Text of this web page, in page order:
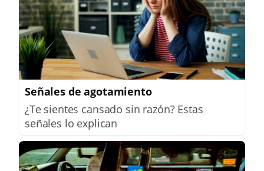
Señales de agotamiento
¿Te sientes cansado sin razón? Estas
señales lo explican